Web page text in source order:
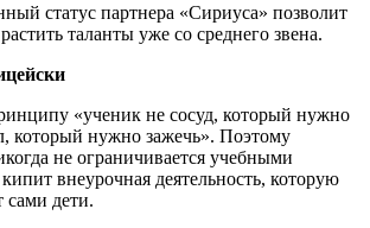
статус партнера «Сириуса» позволит
таланты уже со среднего звена.
«ученик не сосуд, который нужно
который нужно зажечь». Поэтому
не ограничивается учебными
внеурочная деятельность, которую
сами дети.